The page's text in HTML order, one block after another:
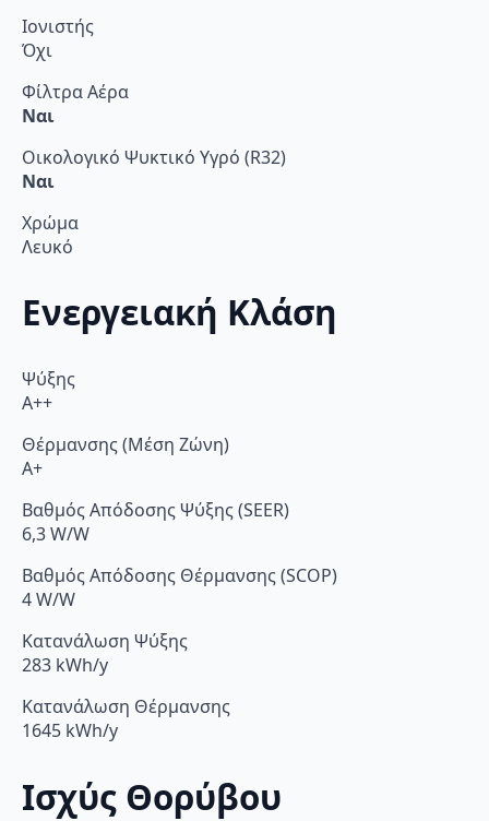
Ιονιστής
Όχι
Φίλτρα Αέρα
Ναι
Οικολογικό Ψυκτικό Υγρό (R32)
Ναι
Χρώμα
Λευκό
Ενεργειακή Κλάση
Ψύξης
A++
Θέρμανσης (Μέση Ζώνη)
A+
Βαθμός Απόδοσης Ψύξης (SEER)
6,3 W/W
Βαθμός Απόδοσης Θέρμανσης (SCOP)
4 W/W
Κατανάλωση Ψύξης
283 kWh/y
Κατανάλωση Θέρμανσης
1645 kWh/y
Ισχύς Θορύβου